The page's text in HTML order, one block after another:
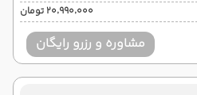
۲۰٬۹۹۰٬۰۰۰ تومان
مشاوره و رزرو رایگان